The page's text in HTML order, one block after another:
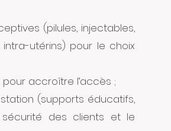
(pilules, injectables,
utérins) pour le choix
accroître l’accès ;
(supports éducatifs,
des clients et le